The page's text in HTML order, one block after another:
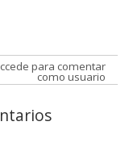
para comentar
como usuario